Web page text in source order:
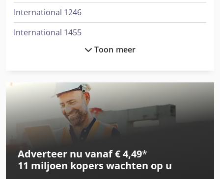
International 1246
International 1455
International 3688
International 433
International 453
International 523
International 533
Toon meer
Adverteer nu vanaf € 4,49*
11 miljoen koperswachten op u